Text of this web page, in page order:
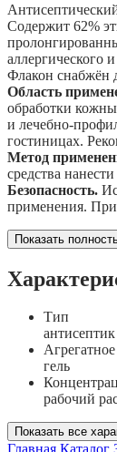
Содержит 62%
аллергического
Флакон снабжён
Область
обработки
и лечебно-
гостиницах.
Метод
средства
Безопасность.
применения. При
Показать
Тип
гель
рабочий
Показать все